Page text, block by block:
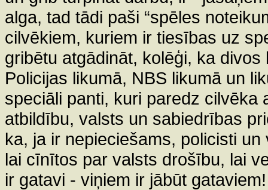
alga, tad tādi paši “spēles
cilvēkiem, kuriem ir tiesības uz
gribētu atgādināt, kolēģi, ka
Policijas likumā, NBS likumā un
speciāli panti, kuri paredz cilvēka
atbildību, valsts un sabiedrības
ka, ja ir nepieciešams, policisti
lai cīnītos par valsts drošību, lai
ir gatavi - viņiem ir jābūt